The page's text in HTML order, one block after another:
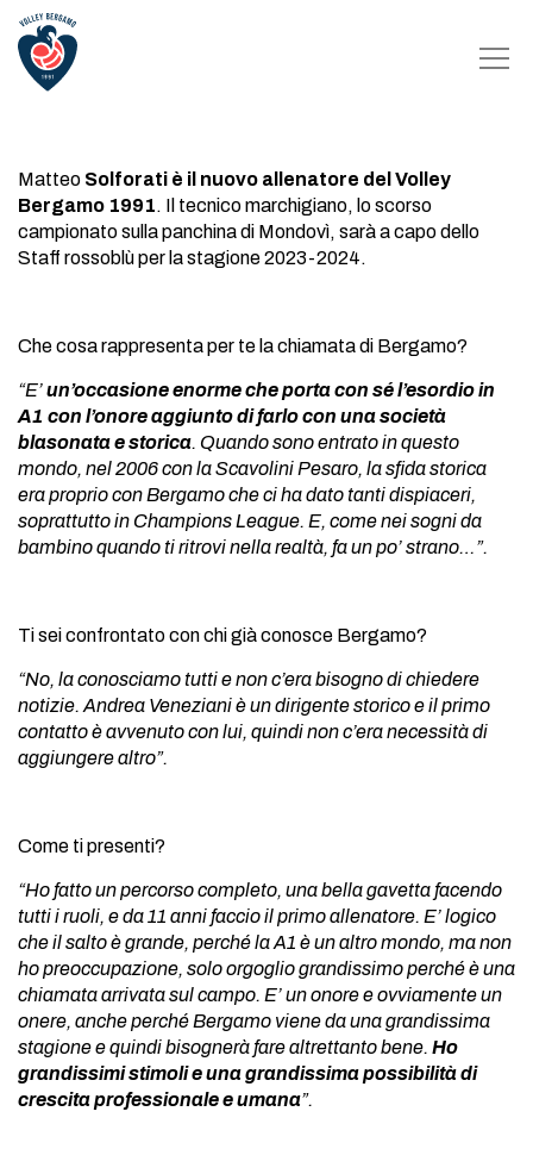
Matteo Solforati è il nuovo allenatore del Volley
Bergamo 1991. Il tecnico marchigiano, lo scorso
campionato sulla panchina di Mondovì, sarà a capo dello
Staff rossoblù per la stagione 2023-2024.
Che cosa rappresenta per te la chiamata di Bergamo?
“E’un’occasione enorme che porta con sé l’esordio in
A1 con l’onore aggiunto di farlo con una società
blasonata e storica. Quando sono entrato in questo
mondo, nel 2006 con la Scavolini Pesaro, la sfida storica
era proprio con Bergamo che ci ha dato tanti dispiaceri,
soprattutto in Champions League. E, come nei sogni da
bambino quando ti ritrovi nella realtà, fa un po’ strano…”.
Ti sei confrontato con chi già conosce Bergamo?
“No, la conosciamo tutti e non c’era bisogno di chiedere
notizie. Andrea Veneziani è un dirigente storico e il primo
contatto è avvenuto con lui, quindi non c’era necessità di
aggiungere altro”.
Come ti presenti?
“Ho fatto un percorso completo, una bella gavetta facendo
tutti i ruoli, e da 11 anni faccio il primo allenatore. E’ logico
che il salto è grande, perché la A1 è un altro mondo, ma non
ho preoccupazione, solo orgoglio grandissimo perché è una
chiamata arrivata sul campo. E’ un onore e ovviamente un
onere, anche perché Bergamo viene da una grandissima
stagione e quindi bisognerà fare altrettanto bene. Ho
grandissimi stimoli e una grandissima possibilità di
crescita professionale e umana”.